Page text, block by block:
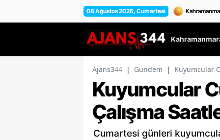
08 Ağustos 2026, Cumartesi
Ajans344 | Gündem | Kuyumcular
Kuyumcular
Çalışma
Cumartesi günleri